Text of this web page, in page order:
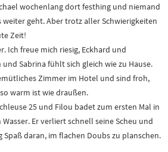
wochenlang dort festhing und niemand
weiter geht. Aber trotz aller Schwierigkeiten
Zeit!
Ich freue mich riesig, Eckhard und
Sabrina fühlt sich gleich wie zu Hause.
Zimmer im Hotel und sind froh,
warm ist wie draußen.
25 und Filou badet zum ersten Mal in
Er verliert schnell seine Scheu und
Spaß daran, im flachen Doubs zu planschen.